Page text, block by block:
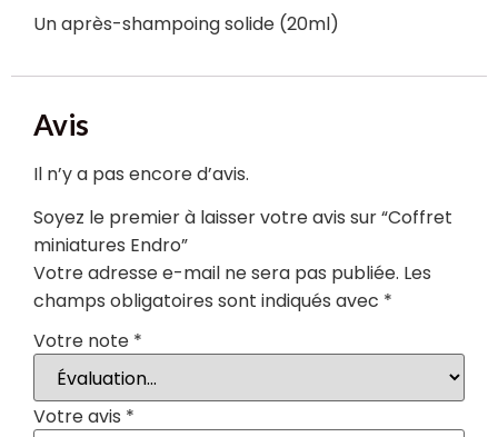
Un après-shampoing solide (20ml)
Avis
Il n’y a pas encore d’avis.
Soyez le premier à laisser votre avis sur “Coffret
miniatures Endro”
Votre adresse e-mail ne sera pas publiée. Les
champs obligatoires sont indiqués avec *
Votre note *
Votre avis *